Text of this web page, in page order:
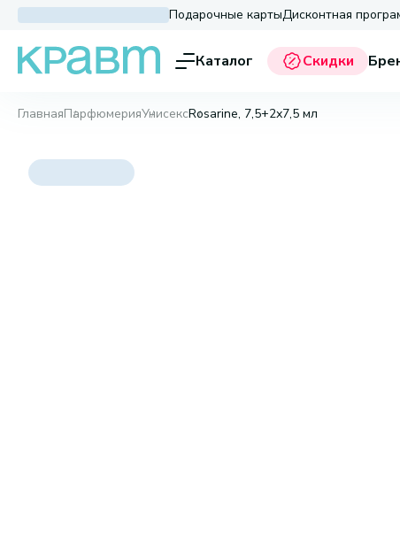
Подарочные картыДисконтная
Каталог Скидки
ГлавнаяПарфюмерияУнисексRosarine, 7,5+2х7,5 мл